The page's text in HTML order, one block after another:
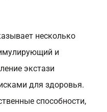
несколько
и
экстази
для здоровья.
способности,